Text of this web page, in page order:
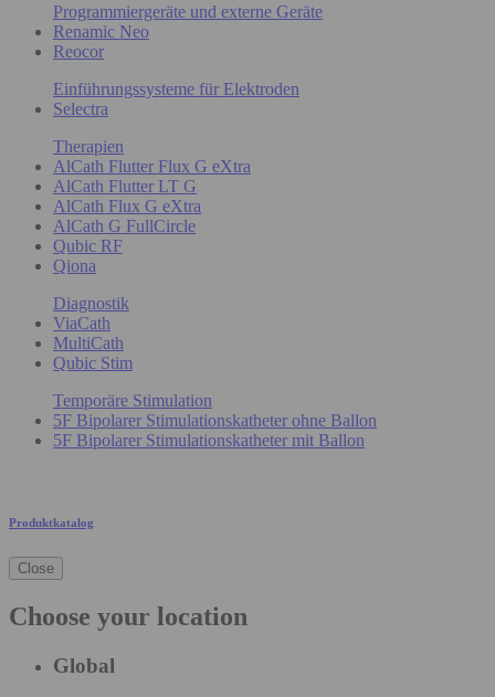
Programmiergeräte und externe Geräte
Renamic Neo
Reocor
Einführungssysteme für Elektroden
Selectra
Therapien
AlCath Flutter Flux G eXtra
AlCath Flutter LT G
AlCath Flux G eXtra
AlCath G FullCircle
Qubic RF
Qiona
Diagnostik
ViaCath
MultiCath
Qubic Stim
Temporäre Stimulation
5F Bipolarer Stimulationskatheter ohne Ballon
5F Bipolarer Stimulationskatheter mit Ballon
Produktkatalog
Close
Choose your location
Global